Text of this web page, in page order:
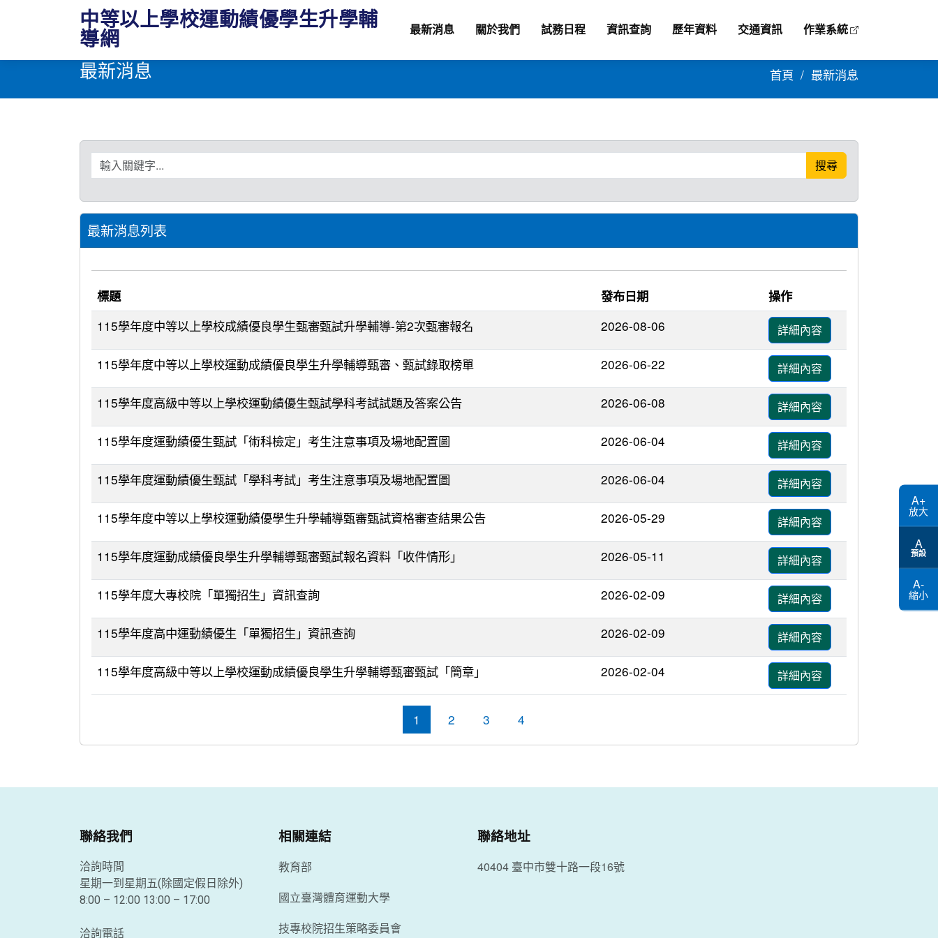
中等以上學校運動績優學生升學輔
導網
最新消息 關於我們 試務日程 資訊查詢 歷年資料 交通資訊 作業系統
最新消息 首頁 最新消息
搜尋關鍵字 搜尋
最新消息列表
標題 發布日期 操作
115學年度中等以上學校成績優良學生甄審甄試升學輔導-第2次甄審報名 2026-08-06 詳細內容
115學年度中等以上學校運動成績優良學生升學輔導甄審、甄試錄取榜單 2026-06-22 詳細內容
115學年度高級中等以上學校運動績優生甄試學科考試試題及答案公告 2026-06-08 詳細內容
115學年度運動績優生甄試「術科檢定」考生注意事項及場地配置圖 2026-06-04 詳細內容
115學年度運動績優生甄試「學科考試」考生注意事項及場地配置圖 2026-06-04 詳細內容
115學年度中等以上學校運動績優學生升學輔導甄審甄試資格審查結果公告 2026-05-29 詳細內容
115學年度運動成績優良學生升學輔導甄審甄試報名資料「收件情形」 2026-05-11 詳細內容
115學年度大專校院「單獨招生」資訊查詢 2026-02-09 詳細內容
115學年度高中運動績優生「單獨招生」資訊查詢 2026-02-09 詳細內容
115學年度高級中等以上學校運動成績優良學生升學輔導甄審甄試「簡章」 2026-02-04 詳細內容
1 2 3 4
聯絡我們
洽詢時間
星期一到星期五(除國定假日除外)
8:00 – 12:00 13:00 – 17:00
洽詢電話
相關連結
教育部
國立臺灣體育運動大學
技專校院招生策略委員會
聯絡地址
40404 臺中市雙十路一段16號
A+
放大
A
預設
A-
縮小